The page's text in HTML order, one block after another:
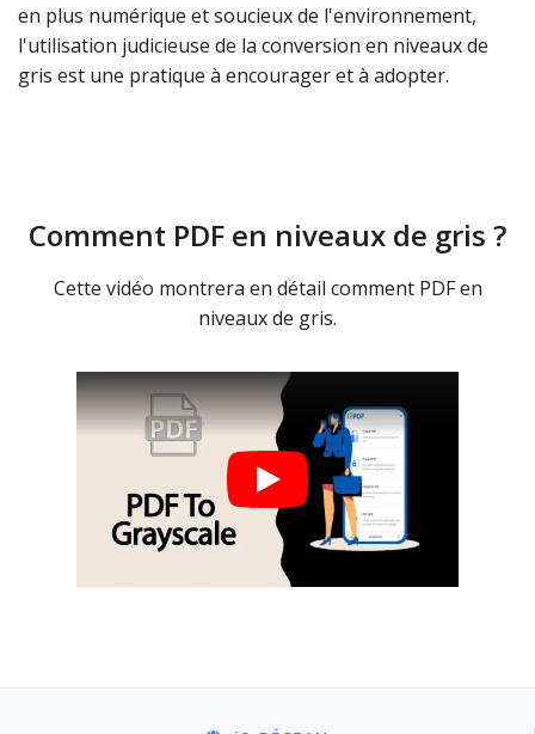
en plus numérique et soucieux de l'environnement,
l'utilisation judicieuse de la conversion en niveaux de
gris est une pratique à encourager et à adopter.
Comment PDF en niveaux de gris ?
Cette vidéo montrera en détail comment PDF en
niveaux de gris.